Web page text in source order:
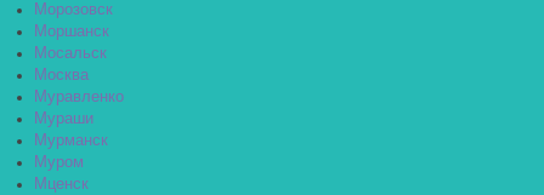
Морозовск
Моршанск
Мосальск
Москва
Муравленко
Мураши
Мурманск
Муром
Мценск